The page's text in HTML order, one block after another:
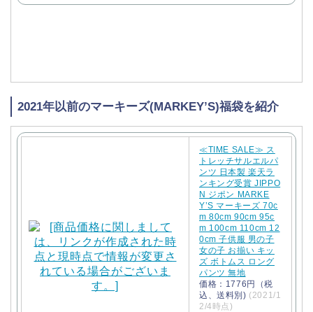
2021年以前のマーキーズ(MARKEY’S)福袋を紹介
≪TIME SALE≫ ス
トレッチサルエルパ
ンツ 日本製 楽天ラ
ンキング受賞 JIPPO
N ジポン MARKE
Y’S マーキーズ 70c
m 80cm 90cm 95c
m 100cm 110cm 12
0cm 子供服 男の子
女の子 お揃い キッ
ズ ボトムス ロング
パンツ 無地
価格：1776円（税
込、送料別) (2021/1
2/4時点)